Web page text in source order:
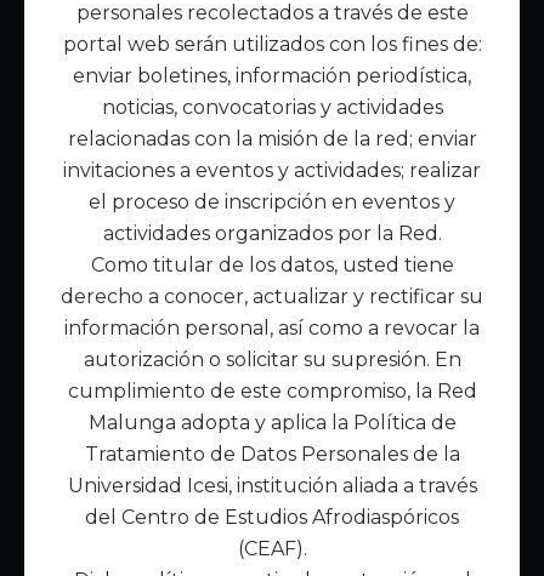
Enlaces Principales
Inicio
Acerca de Malunga
Nuestra misión
Quiénes somos
Enlaces de interés
Publicaciones
Noticias
Contáctanos
Política de Tratamiento de Datos
personales recolectados a través de este
portal web serán utilizados con los fines de:
enviar boletines, información periodística,
noticias, convocatorias y actividades
relacionadas con la misión de la red; enviar
invitaciones a eventos y actividades; realizar
el proceso de inscripción en eventos y
actividades organizados por la Red.
Como titular de los datos, usted tiene
derecho a conocer, actualizar y rectificar su
información personal, así como a revocar la
autorización o solicitar su supresión. En
cumplimiento de este compromiso, la Red
Malunga adopta y aplica la Política de
Tratamiento de Datos Personales de la
Universidad Icesi, institución aliada a través
del Centro de Estudios Afrodiaspóricos
(CEAF).